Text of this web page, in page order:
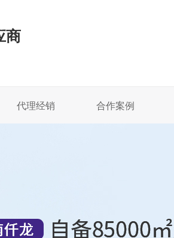
商
代理经销 合作案例